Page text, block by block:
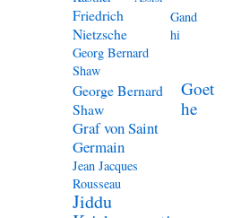
Friedrich
Nietzsche
Gand
hi
Georg Bernard
Shaw
George Bernard
Shaw
Goet
he
Graf von Saint
Germain
Jean Jacques
Rousseau
Jiddu